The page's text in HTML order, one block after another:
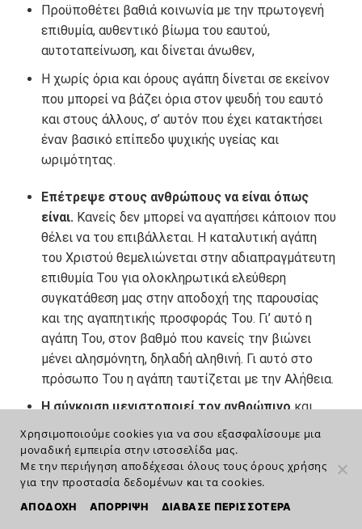
Προϋποθέτει βαθιά κοινωνία με την πρωτογενή
επιθυμία, αυθεντικό βίωμα του εαυτού,
αυτοταπείνωση, και δίνεται άνωθεν,
Η χωρίς όρια και όρους αγάπη δίνεται σε εκείνον
που μπορεί να βάζει όρια στον ψευδή του εαυτό
και στους άλλους, σ’ αυτόν που έχει κατακτήσει
έναν βασικό επίπεδο ψυχικής υγείας και
ωριμότητας.
Επέτρεψε στους ανθρώπους να είναι όπως
είναι. Κανείς δεν μπορεί να αγαπήσει κάποιον που
θέλει να του επιβάλλεται. Η καταλυτική αγάπη
του Χριστού θεμελιώνεται στην αδιαπραγμάτευτη
επιθυμία Του για ολοκληρωτικά ελεύθερη
συγκατάθεση μας στην αποδοχή της παρουσίας
και της αγαπητικής προσφοράς Του. Γι’ αυτό η
αγάπη Του, στον βαθμό που κανείς την βιώνει
μένει αλησμόνητη, δηλαδή αληθινή. Γι αυτό στο
πρόσωπο Του η αγάπη ταυτίζεται με την Αλήθεια.
Η σύγκριση μεγιστοποιεί τον ανθρώπινοκαι
πόνο και μεγεθύνει την αίσθηση της έλλειψης. Αν
θες κάποτε να βιώσεις ολοκληρωτική
ευτυχία,φρόντισε να νιώθεις χαρά κι
ευγνωμοσύνη στο εδώ και τώρα της
καθημερινότητας σου. Για να νιώθεις χαρά με το
Χρησιμοποιούμε cookies για να σου εξασφαλίσουμε μια
μοναδική εμπειρία στην ιστοσελίδα μας.
Με την περιήγηση αποδέχεσαι όλους τους όρους χρήσης
για την προστασία δεδομένων και τα cookies.
ΑΠΟΔΟΧΗ ΑΠΟΡΡΙΨΗ ΔΙΑΒΑΣΕ ΠΕΡΙΣΣΟΤΕΡΑ